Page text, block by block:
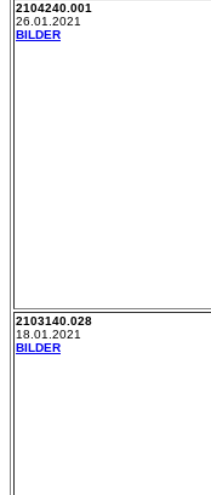
2104240.001
26.01.2021
BILDER
2103140.028
18.01.2021
BILDER